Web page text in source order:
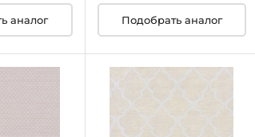
аналог Подобрать аналог